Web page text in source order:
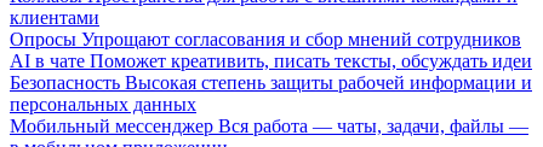
клиентами
Опросы Упрощают согласования и сбор мнений сотрудников
AI в чате Поможет креативить, писать тексты, обсуждать идеи
Безопасность Высокая степень защиты рабочей информации и
персональных данных
Мобильный мессенджер Вся работа — чаты, задачи, файлы —